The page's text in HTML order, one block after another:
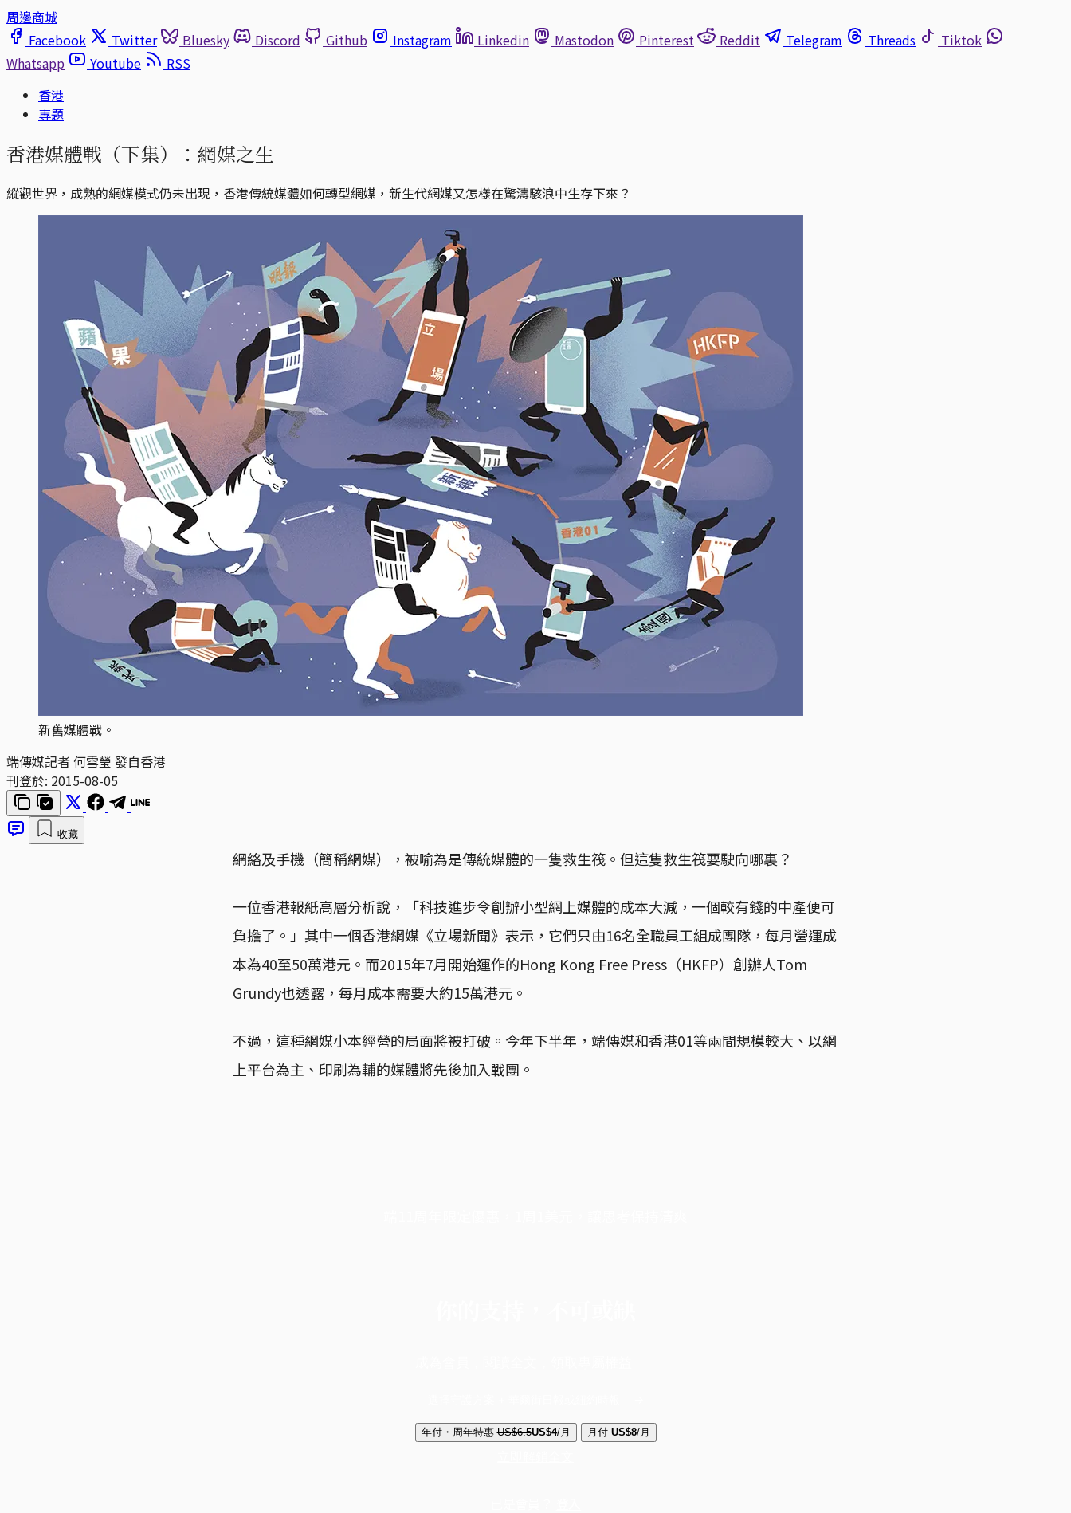
周邊商城
Facebook
Twitter Bluesky Discord Github Instagram Linkedin Mastodon Pinterest Reddit Telegram Threads
Tiktok
Whatsapp
Youtube
RSS
香港
專題
香港媒體戰（下集）：網媒之生
縱觀世界，成熟的網媒模式仍未出現，香港傳統媒體如何轉型網媒，新生代網媒又怎樣在驚濤駭浪中生存下來？
新舊媒體戰。
端傳媒記者 何雪瑩 發自香港
刊登於: 2015-08-05
收藏
網絡及手機（簡稱網媒），被喻為是傳統媒體的一隻救生筏。但這隻救生筏要駛向哪裏？
一位香港報紙高層分析說，「科技進步令創辦小型網上媒體的成本大減，一個較有錢的中產便可
負擔了。」其中一個香港網媒《立場新聞》表示，它們只由16名全職員工組成團隊，每月營運成
本為40至50萬港元。而2015年7月開始運作的Hong Kong Free Press（HKFP）創辦人Tom
Grundy也透露，每月成本需要大約15萬港元。
不過，這種網媒小本經營的局面將被打破。今年下半年，端傳媒和香港01等兩間規模較大、以網
上平台為主、印刷為輔的媒體將先後加入戰團。
年付・周年特惠 US$6.5US$4/月 月付 US$8/月